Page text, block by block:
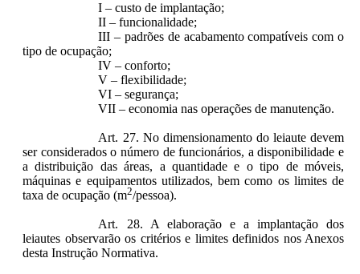
I – custo de implantação;
II – funcionalidade;
III – padrões de acabamento compatíveis com o
tipo de ocupação;
IV – conforto;
V – flexibilidade;
VI – segurança;
VII – economia nas operações de manutenção.
Art. 27. No dimensionamento do leiaute devem
ser considerados o número de funcionários, a disponibilidade e
a distribuição das áreas, a quantidade e o tipo de móveis,
máquinas e equipamentos utilizados, bem como os limites de
taxa de ocupação (m2/pessoa).
Art. 28. A elaboração e a implantação dos
leiautes observarão os critérios e limites definidos nos Anexos
desta Instrução Normativa.